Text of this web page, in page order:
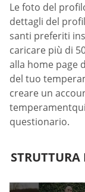
Le foto del
dettagli del
santi preferiti
caricare più di
alla home page
del tuo
creare un
questionario.